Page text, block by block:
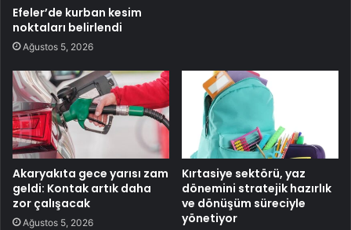
Efeler’de kurban kesim
noktaları belirlendi
Ağustos 5, 2026
Akaryakıta gece yarısı zam
geldi: Kontak artık daha
zor çalışacak
Ağustos 5, 2026
Kırtasiye sektörü, yaz
dönemini stratejik hazırlık
ve dönüşüm süreciyle
yönetiyor